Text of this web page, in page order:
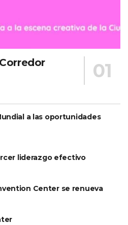
a las oportunidades
liderazgo efectivo
Center se renueva